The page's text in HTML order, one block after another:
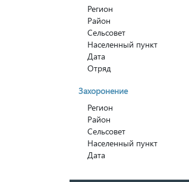
Регион
Район
Сельсовет
Населенный пункт
Дата
Отряд
Захоронение
Регион
Район
Сельсовет
Населенный пункт
Дата